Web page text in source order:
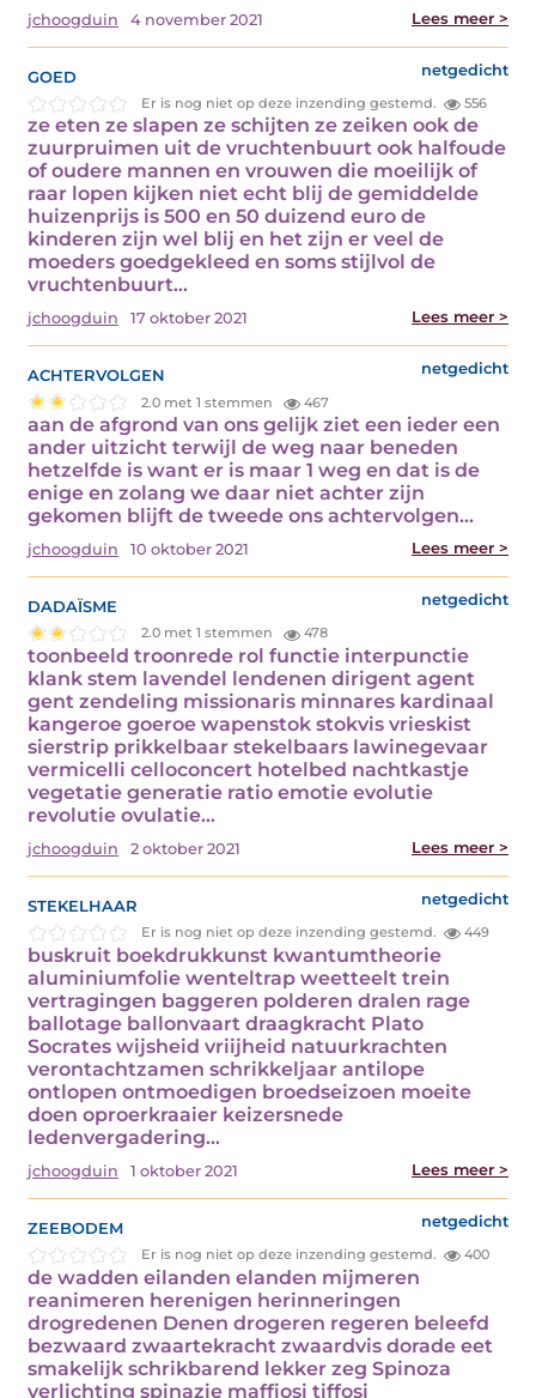
jchoogduin 4 november 2021 Lees meer >
goed netgedicht
Er is nog niet op deze inzending gestemd. 556
ze eten ze slapen ze schijten ze zeiken ook de
zuurpruimen uit de vruchtenbuurt ook halfoude
of oudere mannen en vrouwen die moeilijk of
raar lopen kijken niet echt blij de gemiddelde
huizenprijs is 500 en 50 duizend euro de
kinderen zijn wel blij en het zijn er veel de
moeders goedgekleed en soms stijlvol de
vruchtenbuurt…
jchoogduin 17 oktober 2021 Lees meer >
achtervolgen netgedicht
2.0 met 1 stemmen 467
aan de afgrond van ons gelijk ziet een ieder een
ander uitzicht terwijl de weg naar beneden
hetzelfde is want er is maar 1 weg en dat is de
enige en zolang we daar niet achter zijn
gekomen blijft de tweede ons achtervolgen…
jchoogduin 10 oktober 2021 Lees meer >
dadaïsme netgedicht
2.0 met 1 stemmen 478
toonbeeld troonrede rol functie interpunctie
klank stem lavendel lendenen dirigent agent
gent zendeling missionaris minnares kardinaal
kangeroe goeroe wapenstok stokvis vrieskist
sierstrip prikkelbaar stekelbaars lawinegevaar
vermicelli celloconcert hotelbed nachtkastje
vegetatie generatie ratio emotie evolutie
revolutie ovulatie…
jchoogduin 2 oktober 2021 Lees meer >
stekelhaar netgedicht
Er is nog niet op deze inzending gestemd. 449
buskruit boekdrukkunst kwantumtheorie
aluminiumfolie wenteltrap weetteelt trein
vertragingen baggeren polderen dralen rage
ballotage ballonvaart draagkracht Plato
Socrates wijsheid vriijheid natuurkrachten
verontachtzamen schrikkeljaar antilope
ontlopen ontmoedigen broedseizoen moeite
doen oproerkraaier keizersnede
ledenvergadering…
jchoogduin 1 oktober 2021 Lees meer >
zeebodem netgedicht
Er is nog niet op deze inzending gestemd. 400
de wadden eilanden elanden mijmeren
reanimeren herenigen herinneringen
drogredenen Denen drogeren regeren beleefd
bezwaard zwaartekracht zwaardvis dorade eet
smakelijk schrikbarend lekker zeg Spinoza
verlichting spinazie maffiosi tiffosi